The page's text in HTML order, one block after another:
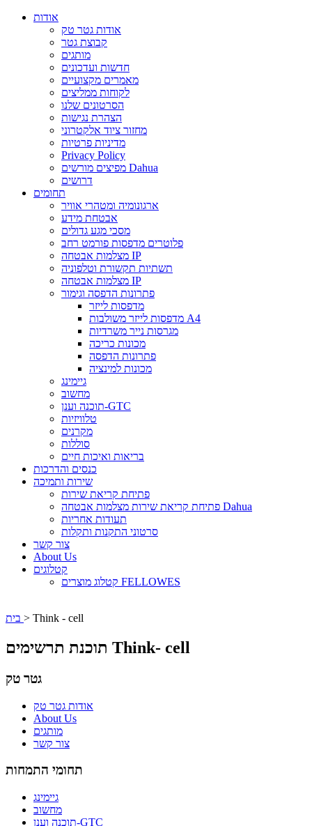
אודות
אודות גטר טק
קבוצת גטר
מותגים
חדשות ועדכונים
מאמרים מקצועיים
לקוחות ממליצים
הסרטונים שלנו
הצהרת נגישות
מחזור ציוד אלקטרוני
מדיניות פרטיות
Privacy Policy
מפיצים מורשים Dahua
דרושים
תחומים
ארגונומיה ומטהרי אוויר
אבטחת מידע
מסכי מגע גדולים
פלוטרים מדפסות פורמט רחב
מצלמות אבטחה IP
תשתיות תקשורת וטלפוניה
מצלמות אבטחה IP
פתרונות הדפסה וגימור
מדפסות לייזר
מדפסות לייזר משולבות A4
מגרסות נייר משרדיות
מכונות כריכה
פתרונות הדפסה
מכונות למינציה
גיימינג
מחשוב
תוכנה וענן-GTC
טלוויזיות
מקרנים
סוללות
בריאות ואיכות חיים
כנסים והדרכות
שירות ותמיכה
פתיחת קריאת שירות
פתיחת קריאת שירות מצלמות אבטחה Dahua
תעודות אחריות
סרטוני התקנות ותקלות
צור קשר
About Us
קטלוגים
קטלוג מוצרים FELLOWES
> Think - cell
תוכנת תרשימים Think- cell
גטר טק
אודות גטר טק
About Us
מותגים
צור קשר
תחומי התמחות
גיימינג
מחשוב
תוכנה וענן-GTC